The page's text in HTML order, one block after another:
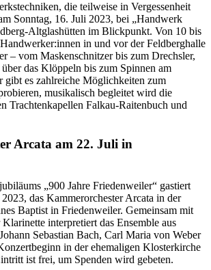
die teilweise in Vergessenheit
Sonntag, 16. Juli 2023, bei „Handwerk
Altglashütten im Blickpunkt. Von 10 bis
in und vor der Feldberghalle
– vom Maskenschnitzer bis zum Drechsler,
das Klöppeln bis zum Spinnen am
gibt es zahlreiche Möglichkeiten zum
musikalisch begleitet wird die
Trachtenkapellen Falkau-Raitenbuch und
Arcata am 22. Juli in
„900 Jahre Friedenweiler“ gastiert
das Kammerorchester Arcata in der
Baptist in Friedenweiler. Gemeinsam mit
interpretiert das Ensemble aus
Sebastian Bach, Carl Maria von Weber
in der ehemaligen Klosterkirche
ist frei, um Spenden wird gebeten.